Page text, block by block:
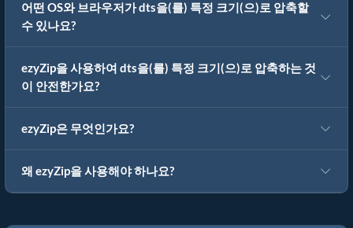
어떤 OS와 브라우저가 dts을(를) 특정 크기(으)로 압축할
수 있나요?
ezyZip을 사용하여 dts을(를) 특정 크기(으)로 압축하는 것
이 안전한가요?
ezyZip은 무엇인가요?
왜 ezyZip을 사용해야 하나요?